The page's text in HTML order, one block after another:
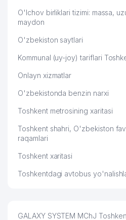
O'lchov birliklari tizimi: massa,
maydon
O'zbekiston saytlari
Kommunal (uy-joy) tariflari
Onlayn xizmatlar
O'zbekistonda benzin narxi
Toshkent metrosining xaritasi
Toshkent shahri, O'zbekiston
raqamlari
Toshkent xaritasi
Toshkentdagi avtobus
GALAXY SYSTEM MChJ